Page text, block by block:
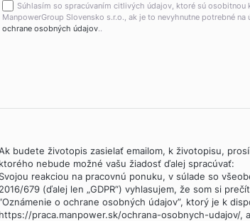
Súhlasím so spracúvaním citlivých údajov, ktoré sú
ManpowerGroup Slovensko s.r.o., ak je to nevyhnutne potrebné
ochrane osobných údajov..
budete životopis zasielať emailom, k životopisu,
ktorého nebude možné vašu žiadosť ďalej spracúvať:
Svojou reakciou na pracovnú ponuku, v súlade so
2016/679 (ďalej len „GDPR“) vyhlasujem, že som si
o ochrane osobných údajov”, ktorý je k
https://praca.manpower.sk/ochrana-osobnych-udajov/,